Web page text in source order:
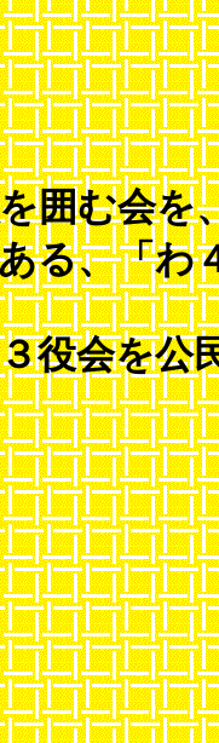
囲む会を
、「わ
会を公